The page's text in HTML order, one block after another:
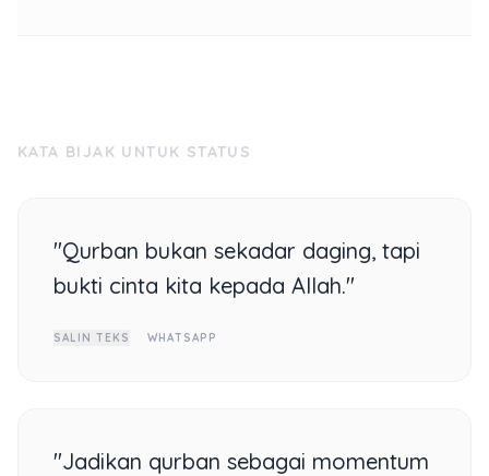
KATA BIJAK UNTUK STATUS
"Qurban bukan sekadar daging, tapi
bukti cinta kita kepada Allah."
SALIN TEKS WHATSAPP
"Jadikan qurban sebagai momentum